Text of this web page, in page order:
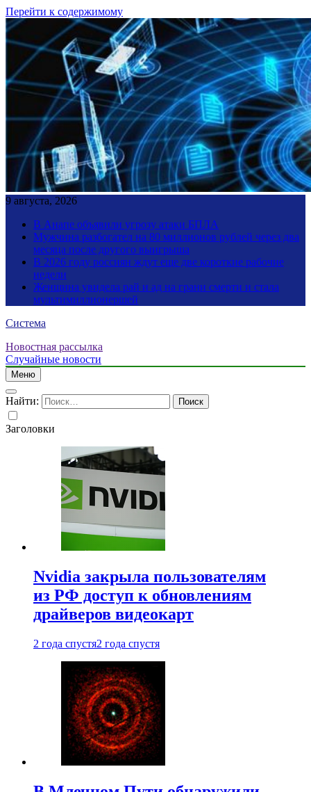
Перейти к содержимому
9 августа, 2026
В Анапе объявили угрозу атаки БПЛА
Мужчина разбогател на 80 миллионов рублей через два
месяца после другого выигрыша
В 2026 году россиян ждут еще две короткие рабочие
недели
Женщина увидела рай и ад на грани смерти и стала
мультимиллионершей
Система
Новостная рассылка
Случайные новости
Меню
Найти:
Заголовки
Nvidia закрыла пользователям
из РФ доступ к обновлениям
драйверов видеокарт
2 года спустя2 года спустя